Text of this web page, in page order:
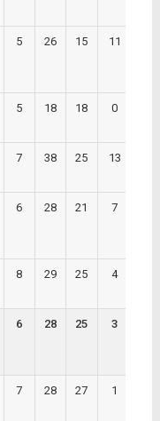
5 26 15 11
5 18 18 0
7 38 25 13
6 28 21 7
8 29 25 4
6 28 25 3
7 28 27 1